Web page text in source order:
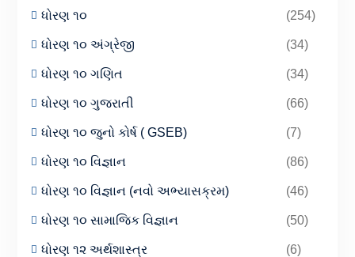
ધોરણ ૧૦ (254)
ધોરણ ૧૦ અંગ્રેજી (34)
ધોરણ ૧૦ ગણિત (34)
ધોરણ ૧૦ ગુજરાતી (66)
ધોરણ ૧૦ જુનો કોર્ષ ( GSEB) (7)
ધોરણ ૧૦ વિજ્ઞાન (86)
ધોરણ ૧૦ વિજ્ઞાન (નવો અભ્યાસક્રમ) (46)
ધોરણ ૧૦ સામાજિક વિજ્ઞાન (50)
ધોરણ ૧૨ અર્થશાસ્ત્ર (6)